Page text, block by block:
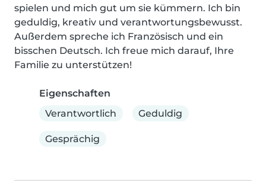
spielen und mich gut um sie kümmern. Ich bin
geduldig, kreativ und verantwortungsbewusst.
Außerdem spreche ich Französisch und ein
bisschen Deutsch. Ich freue mich darauf, Ihre
Familie zu unterstützen!
Eigenschaften
Verantwortlich
Geduldig
Gesprächig